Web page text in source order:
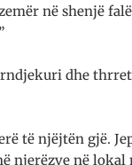
në shenjë
dhe
të njëjtën gjë.
njerëzve në